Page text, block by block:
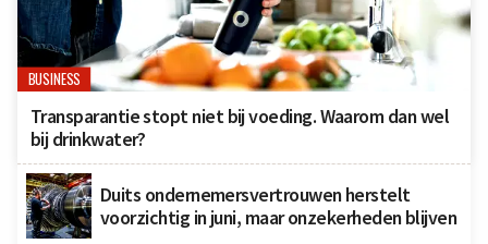
BUSINESS
Transparantie stopt niet bij voeding. Waarom dan wel
bij drinkwater?
Duits ondernemersvertrouwen herstelt
voorzichtig in juni, maar onzekerheden blijven